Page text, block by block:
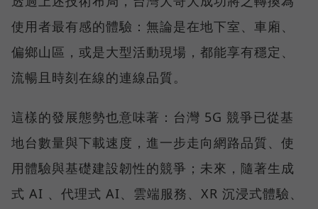
使用者最有感的體驗：無論是在地下室、車廂、
偏鄉山區，或是大型活動現場，都能享有穩定、
流暢且時刻在線的連線品質。
這樣的發展態勢也意味著：台灣 5G 競爭已從基
地台數量與下載速度，進一步走向網路品質、使
用體驗與基礎建設韌性的競爭；未來，隨著生成
式 AI 、代理式 AI、雲端服務、XR 沉浸式體驗、